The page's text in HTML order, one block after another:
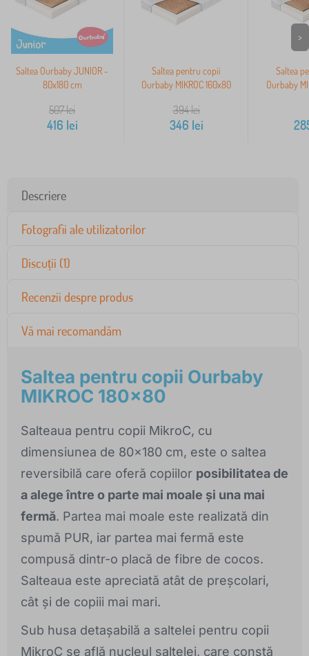
Saltea Ourbaby JUNIOR -
80x180 cm
507lei
416 lei
Saltea pentru copii
Ourbaby MIKROC 160x80
394lei
346 lei
Saltea
Ourbaby
>
Descriere
Fotografii ale utilizatorilor
Discuții (1)
Recenzii despre produs
Vă mai recomandăm
Saltea pentru copii Ourbaby
MIKROC 180x80
Salteaua pentru copii MikroC, cu
dimensiunea de 80x180 cm, este o saltea
reversibilă care oferă copiilor posibilitatea de
a alege între o parte mai moale și una mai
fermă. Partea mai moale este realizată din
spumă PUR, iar partea mai fermă este
compusă dintr-o placă de fibre de cocos.
Salteaua este apreciată atât de preșcolari,
cât și de copiii mai mari.
Sub husa detașabilă a saltelei pentru copii
MikroC se află nucleul saltelei, care constă